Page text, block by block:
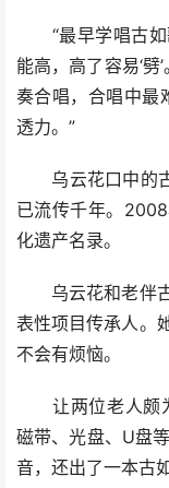
“最早学唱古如
能高，高了容易‘
奏合唱，合唱中最
透力。”
乌云花口中的古
已流传千年。
化遗产名录。
乌云花和老伴古
表性项目传承人。
不会有烦恼。
让两位老人颇为
磁带、光盘、U盘
音，还出了一本古